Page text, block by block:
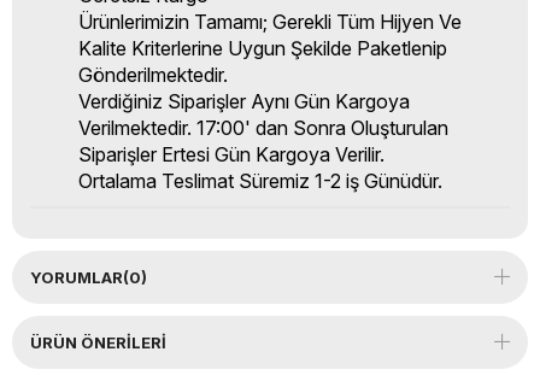
Ürünlerimizin Tamamı; Gerekli Tüm Hijyen Ve
Kalite Kriterlerine Uygun Şekilde Paketlenip
Gönderilmektedir.
Verdiğiniz Siparişler Aynı Gün Kargoya
Verilmektedir. 17:00' dan Sonra Oluşturulan
Siparişler Ertesi Gün Kargoya Verilir.
Ortalama Teslimat Süremiz 1-2 iş Günüdür.
YORUMLAR(0)
ÜRÜN ÖNERILERI